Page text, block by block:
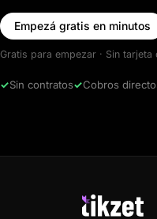
Empezá gratis en minutos
Gratis para empezar · Sin tarjeta
✓Sin contratos✓Cobros